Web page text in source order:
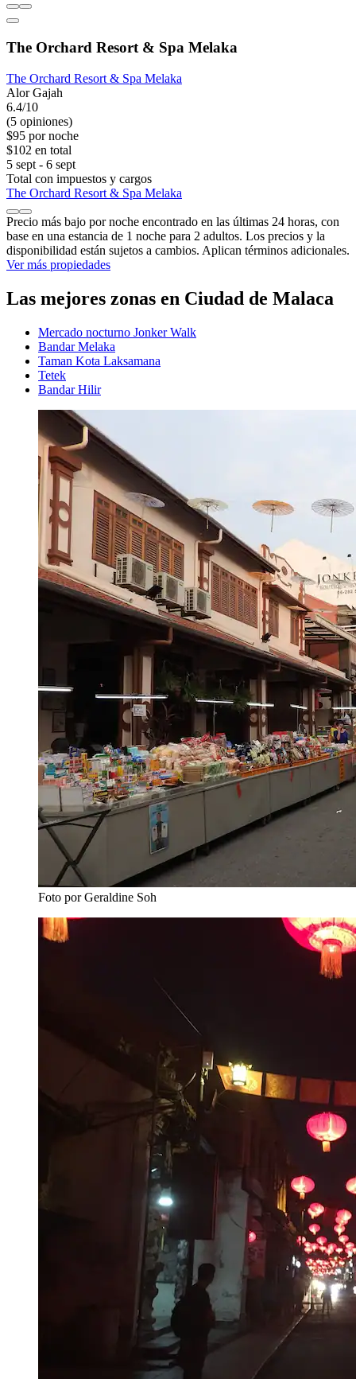
The Orchard Resort & Spa Melaka
The Orchard Resort & Spa Melaka
Alor Gajah
6.4/10
(5 opiniones)
$95 por noche
$102 en total
5 sept - 6 sept
Total con impuestos y cargos
The Orchard Resort & Spa Melaka
Precio más bajo por noche encontrado en las últimas 24 horas, con
base en una estancia de 1 noche para 2 adultos. Los precios y la
disponibilidad están sujetos a cambios. Aplican términos adicionales.
Ver más propiedades
Las mejores zonas en Ciudad de Malaca
Mercado nocturno Jonker Walk
Bandar Melaka
Taman Kota Laksamana
Tetek
Bandar Hilir
Foto por Geraldine Soh